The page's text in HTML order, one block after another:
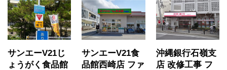
サンエーV21じ
ょうがく食品館
サンエーV21食
品館西崎店 ファ
沖縄銀行石嶺支
店 改修工事 フ